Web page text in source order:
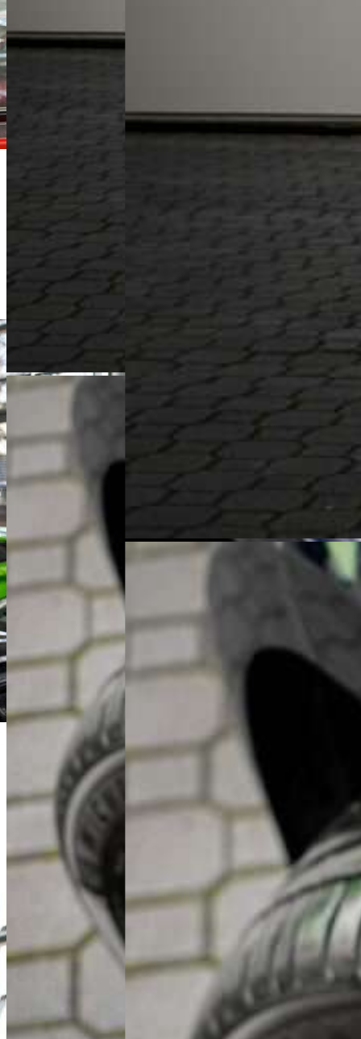
Doradca Handlowy
+48 61 677 50 60
m.lis@karlik.poznan.pl
Dominik Łochyński
Asystent Działu Handlowego
+48 61 677 50 60
d.lochynski@karlik.poznan.pl